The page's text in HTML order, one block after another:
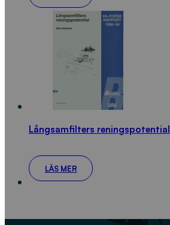
Långsamfilters reningspotential
LÄS MER